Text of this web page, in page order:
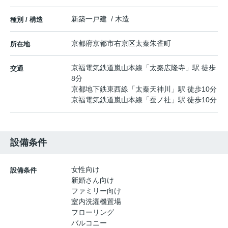
種別 / 構造 新築一戸建 / 木造
所在地 京都府京都市右京区太秦朱雀町
交通 京福電気鉄道嵐山本線 「太秦広隆寺 」駅 徒歩
8分
京都地下鉄東西線 「太秦天神川
」駅 徒歩10分
京福電気鉄道嵐山本線 「蚕ノ社 」駅 徒歩10分
設備条件
設備条件
女性向け
新婚さん向け
ファミリー向け
室内洗濯機置場
フローリング
バルコニー